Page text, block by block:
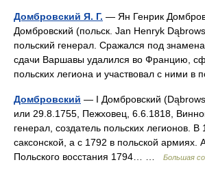
Домбровский Я. Г. — Ян Генрик
Домбровский (польск. Jan Henryk
польский генерал. Сражался под
сдачи Варшавы удалился во Францию,
польских легиона и участвовал с ними
Домбровский — I Домбровский
или 29.8.1755, Пежховец, 6.6.1818,
генерал, создатель польских легионов.
саксонской, а с 1792 в польской армиях.
Польского восстания 1794… …
Большая